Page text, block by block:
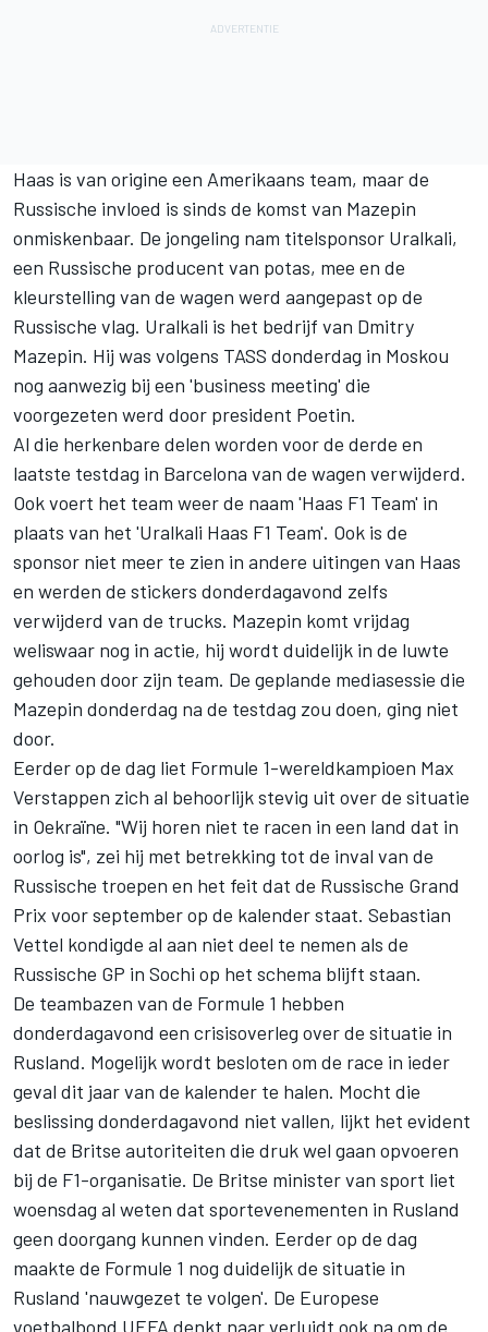
Haas is van origine een Amerikaans team, maar de
Russische invloed is sinds de komst van Mazepin
onmiskenbaar. De jongeling nam titelsponsor Uralkali,
een Russische producent van potas, mee en de
kleurstelling van de wagen werd aangepast op de
Russische vlag. Uralkali is het bedrijf van Dmitry
Mazepin. Hij was volgens TASS donderdag in Moskou
nog aanwezig bij een 'business meeting' die
voorgezeten werd door president Poetin.
Al die herkenbare delen worden voor de derde en
laatste testdag in Barcelona van de wagen verwijderd.
Ook voert het team weer de naam 'Haas F1 Team' in
plaats van het 'Uralkali Haas F1 Team'. Ook is de
sponsor niet meer te zien in andere uitingen van Haas
en werden de stickers donderdagavond zelfs
verwijderd van de trucks. Mazepin komt vrijdag
weliswaar nog in actie, hij wordt duidelijk in de luwte
gehouden door zijn team. De geplande mediasessie die
Mazepin donderdag na de testdag zou doen, ging niet
door.
Eerder op de dag liet Formule 1-wereldkampioen Max
Verstappen zich al behoorlijk stevig uit over de situatie
in Oekraïne. "Wij horen niet te racen in een land dat in
oorlog is", zei hij met betrekking tot de inval van de
Russische troepen en het feit dat de Russische Grand
Prix voor september op de kalender staat. Sebastian
Vettel kondigde al aan niet deel te nemen als de
Russische GP in Sochi op het schema blijft staan.
De teambazen van de Formule 1 hebben
donderdagavond een crisisoverleg over de situatie in
Rusland. Mogelijk wordt besloten om de race in ieder
geval dit jaar van de kalender te halen. Mocht die
beslissing donderdagavond niet vallen, lijkt het evident
dat de Britse autoriteiten die druk wel gaan opvoeren
bij de F1-organisatie. De Britse minister van sport liet
woensdag al weten dat sportevenementen in Rusland
geen doorgang kunnen vinden. Eerder op de dag
maakte de Formule 1 nog duidelijk de situatie in
Rusland 'nauwgezet te volgen'. De Europese
voetbalbond UEFA denkt naar verluidt ook na om de